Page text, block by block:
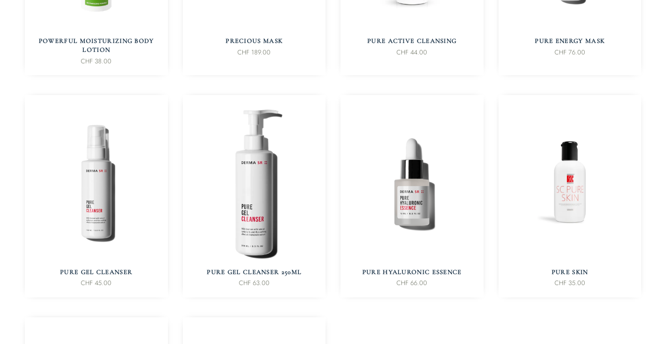
IN DEN WARENKORB
POWERFUL MOISTURIZING BODY
LOTION
CHF 38.00
IN DEN WARENKORB
PRECIOUS MASK
CHF 189.00
IN DEN WARENKORB
PURE ACTIVE CLEANSING
CHF 44.00
IN DEN WARENKORB
PURE ENERGY MASK
CHF76.00
IN DEN WARENKORB
PURE GEL CLEANSER
CHF 45.00
IN DEN WARENKORB
PURE GEL CLEANSER 250ML
CHF63.00
IN DEN WARENKORB
PURE HYALURONIC ESSENCE
CHF 66.00
IN DEN WARENKORB
PURE SKIN
CHF35.00